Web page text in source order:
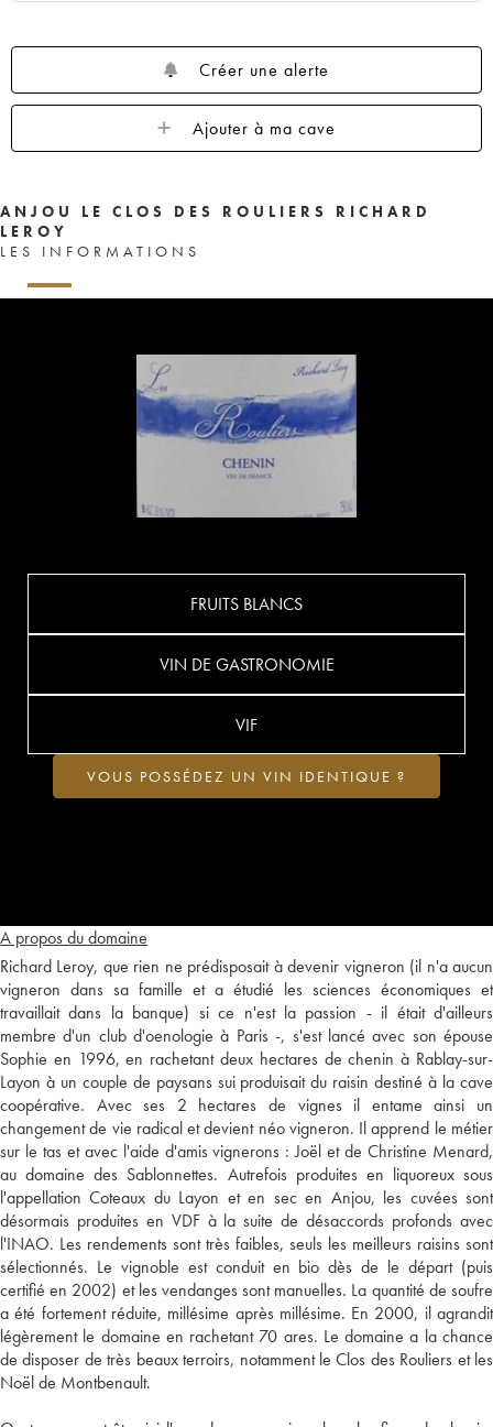
Créer une alerte
Ajouter à ma cave
ANJOU LE CLOS DES ROULIERS RICHARD
LEROY
LES INFORMATIONS
A propos du domaine
Richard Leroy, que rien ne prédisposait à devenir vigneron (il n'a aucun
vigneron dans sa famille et a étudié les sciences économiques et
travaillait dans la banque) si ce n'est la passion - il était d'ailleurs
membre d'un club d'oenologie à Paris -, s'est lancé avec son épouse
Sophie en 1996, en rachetant deux hectares de chenin à Rablay-sur-
Layon à un couple de paysans sui produisait du raisin destiné à la cave
coopérative. Avec ses 2 hectares de vignes il entame ainsi un
changement de vie radical et devient néo vigneron. Il apprend le métier
sur le tas et avec l'aide d'amis vignerons : Joël et de Christine Menard,
au domaine des Sablonnettes. Autrefois produites en liquoreux sous
l'appellation Coteaux du Layon et en sec en Anjou, les cuvées sont
désormais produites en VDF à la suite de désaccords profonds avec
l'INAO. Les rendements sont très faibles, seuls les meilleurs raisins sont
sélectionnés. Le vignoble est conduit en bio dès de le départ (puis
certifié en 2002) et les vendanges sont manuelles. La quantité de soufre
a été fortement réduite, millésime après millésime. En 2000, il agrandit
légèrement le domaine en rachetant 70 ares. Le domaine a la chance
de disposer de très beaux terroirs, notamment le Clos des Rouliers et les
Noël de Montbenault.
FRUITS BLANCS
VIN DE GASTRONOMIE
VIF
VOUS POSSÉDEZ UN VIN IDENTIQUE ?